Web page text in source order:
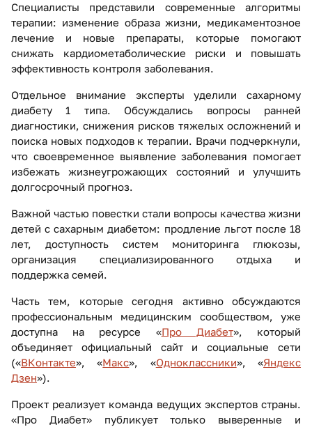
Специалисты представили современные алгоритмы
терапии: изменение образа жизни, медикаментозное
лечение и новые препараты, которые помогают
снижать кардиометаболические риски и повышать
эффективность контроля заболевания.
Отдельное внимание эксперты уделили сахарному
диабету 1 типа. Обсуждались вопросы ранней
диагностики, снижения рисков тяжелых осложнений и
поиска новых подходов к терапии. Врачи подчеркнули,
что своевременное выявление заболевания помогает
избежать жизнеугрожающих состояний и улучшить
долгосрочный прогноз.
Важной частью повестки стали вопросы качества жизни
детей с сахарным диабетом: продление льгот после 18
лет, доступность систем мониторинга глюкозы,
организация специализированного отдыха и
поддержка семей.
Часть тем, которые сегодня активно обсуждаются
профессиональным медицинским сообществом, уже
доступна на ресурсе «Про Диабет», который
объединяет официальный сайт и социальные сети
(«ВКонтакте», «Макс», «Одноклассники», «Яндекс
Дзен»).
Проект реализует команда ведущих экспертов страны.
«Про Диабет» публикует только выверенные и